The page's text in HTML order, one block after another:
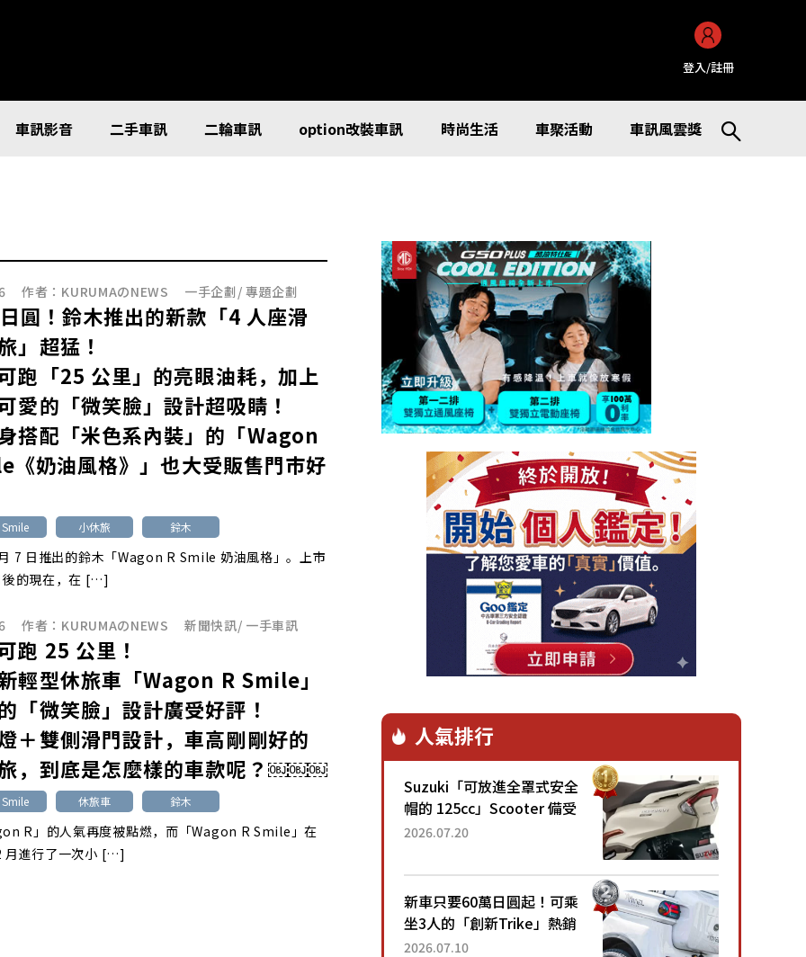
登入/註冊
車訊影音 二手車訊 二輪車訊 option改裝車訊 時尚生活 車聚活動 車訊風雲獎
作者： KURUMAのNEWS 一手企劃 /專題企劃
圓！鈴木推出的新款「4 人座滑
」超猛！
跑「25 公里」的亮眼油耗，加上
愛的「微笑臉」設計超吸睛！
搭配「米色系內裝」的「Wagon
《奶油風格》」也大受販售門市好
小休旅 鈴木
7 日推出的鈴木「Wagon R Smile 奶油風格」。上市
後的現在，在 […]
作者： KURUMAのNEWS 新聞快訊/ 一手車訊
跑 25 公里！
輕型休旅車「Wagon R Smile」
「微笑臉」設計廣受好評！
＋雙側滑門設計，車高剛剛好的
，到底是怎麼樣的車款呢？￼￼￼
休旅車 鈴木
R」的人氣再度被點燃，而「Wagon R Smile」在
月進行了一次小 […]
人氣排行
Suzuki「可放進全罩式安全
帽的 125cc」Scooter 備受
矚目！採用全新流線設計與
已陸續開始出口的新款
「B...
2026.07.20
新車只要60萬日圓起！可乘
坐3人的「創新Trike」熱銷
大賣成為人氣車款！「養車
2026.07.10